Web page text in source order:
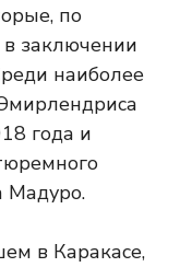
по
заключении
наиболее
года и
Мадуро.